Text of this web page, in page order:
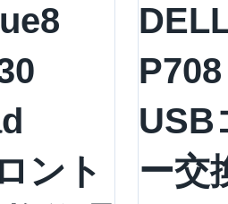
ント
USB
ー交